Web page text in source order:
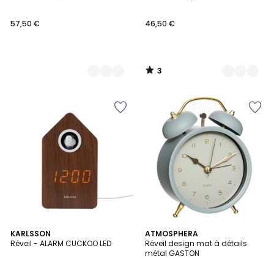
57,50 € 46,50 €
3
/
KARLSSON
Réveil - ALARM CUCKOO LED
3
Couleurs
ATMOSPHERA
Réveil design mat à détails
métal GASTON